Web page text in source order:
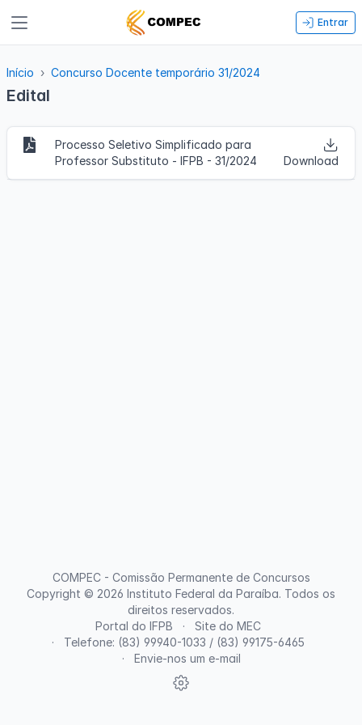
Entrar
Início Concurso Docente temporário 31/2024
Edital
Processo Seletivo Simplificado para
Professor Substituto - IFPB - 31/2024
Download
Portal do IFPB
Site do MEC
Telefone: (83) 99940-1033 / (83) 99175-6465
Envie-nos um e-mail
COMPEC - Comissão Permanente de Concursos
Copyright © 2026 Instituto Federal da Paraíba. Todos os
direitos reservados.